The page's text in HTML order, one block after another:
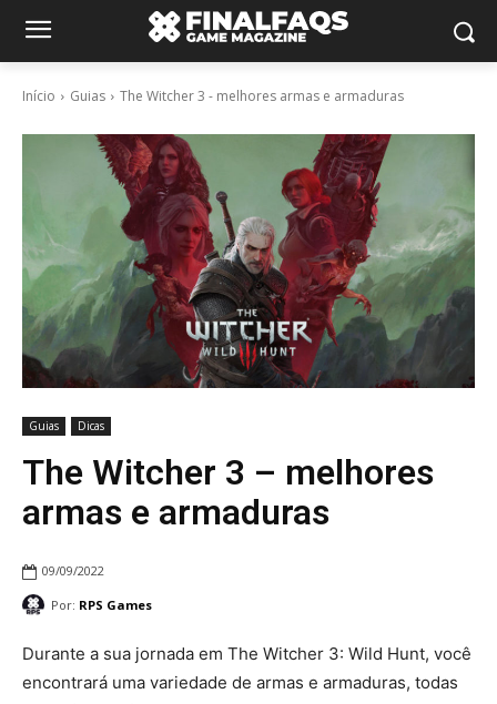
Início Guias The Witcher 3 - melhores armas e armaduras
Guias Dicas
The Witcher 3 – melhores
armas e armaduras
09/09/2022
Por: RPS Games
Durante a sua jornada em The Witcher 3: Wild Hunt, você
encontrará uma variedade de armas e armaduras, todas